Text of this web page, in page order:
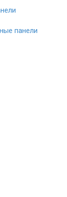
панели